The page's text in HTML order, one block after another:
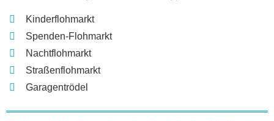
Kinderflohmarkt
Spenden-Flohmarkt
Nachtflohmarkt
Straßenflohmarkt
Garagentrödel